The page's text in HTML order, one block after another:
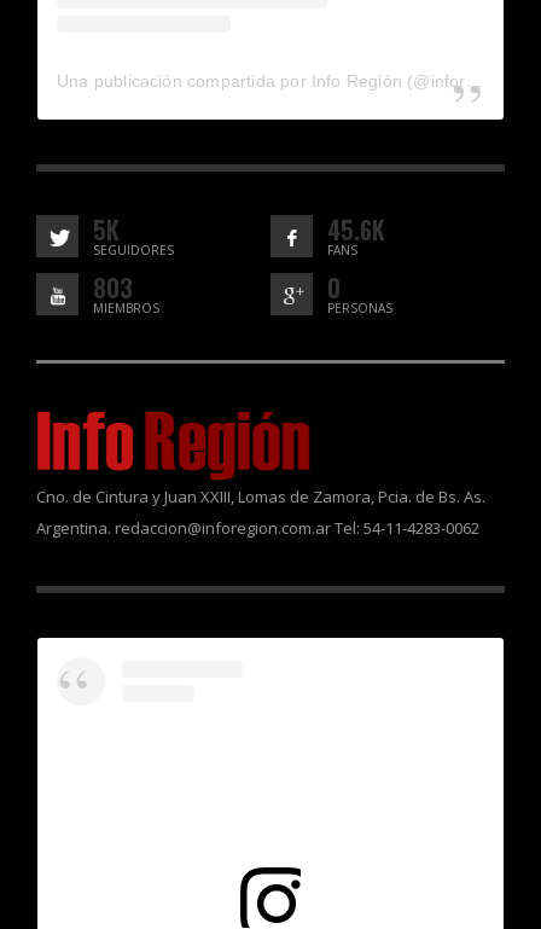
5K
SEGUIDORES
45.6K
FANS
803
MIEMBROS
0
PERSONAS
Cno. de Cintura y Juan XXIII, Lomas de Zamora, Pcia. de Bs. As.
Argentina. redaccion@inforegion.com.ar Tel: 54-11-4283-0062